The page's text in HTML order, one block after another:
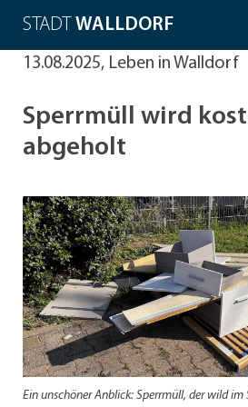
STADT WALLDORF
13.08.2025, Leben in Walldorf
Sperrmüll wird
abgeholt
Ein unschöner Anblick: Sperrmüll, der wild